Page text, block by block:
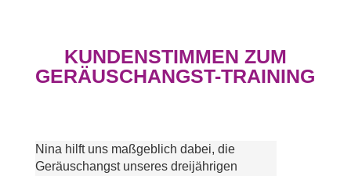
KUNDENSTIMMEN ZUM
GERÄUSCHANGST-TRAINING
Nina hilft uns maßgeblich dabei, die
Geräuschangst unseres dreijährigen